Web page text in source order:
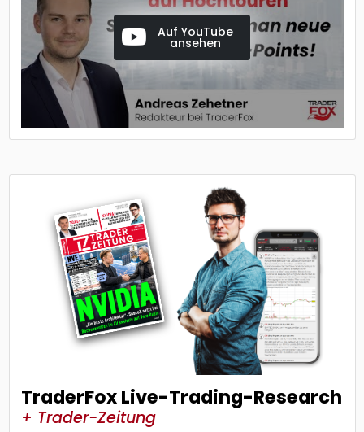
Auf YouTube
ansehen
TraderFox Live-Trading-Research
+ Trader-Zeitung